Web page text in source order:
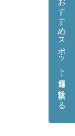
おすすめスポット・店舗を投稿する